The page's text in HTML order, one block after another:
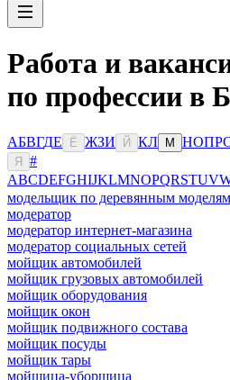
Работа и
по профессии в
АБВГДЕ Ё ЖЗИ Й КЛ М НОПР
Я
#
ABCDEFGHIJKLMNOPQRSTUV
модельщик по деревянным моделям
модератор
модератор интернет-магазина
модератор социальных сетей
мойщик автомобилей
мойщик грузовых автомобилей
мойщик оборудования
мойщик окон
мойщик подвижного состава
мойщик посуды
мойщик тары
мойщица-уборщица